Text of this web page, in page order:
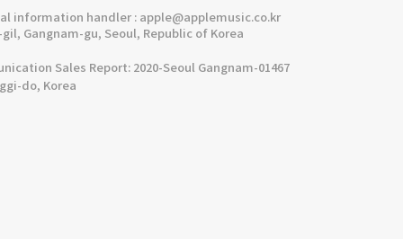
information handler : apple@applemusic.co.kr
gil, Gangnam-gu, Seoul, Republic of Korea
Sales Report: 2020-Seoul Gangnam-01467
do, Korea